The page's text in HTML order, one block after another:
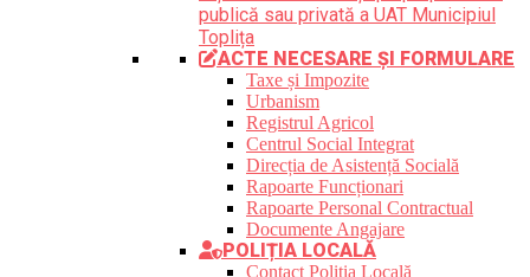
publică sau privată a UAT Municipiul
Toplița
ACTE NECESARE ȘI FORMULARE
Taxe și Impozite
Urbanism
Registrul Agricol
Centrul Social Integrat
Direcția de Asistență Socială
Rapoarte Funcționari
Rapoarte Personal Contractual
Documente Angajare
POLIȚIA LOCALĂ
Contact Poliția Locală